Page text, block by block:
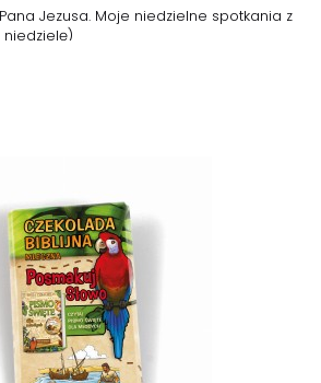
Jezusa. Moje niedzielne spotkania z